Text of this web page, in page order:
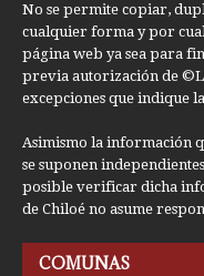
No se permite copiar,
cualquier forma y por
página web ya sea para
previa autorización de
excepciones que indique
Asimismo la información
se suponen
posible verificar dicha
de Chiloé no asume
COMUNAS